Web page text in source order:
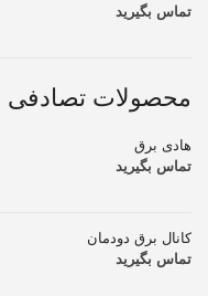
تماس بگیرید
محصولات تصادفی
هادی برق
تماس بگیرید
کانال برق دودمان
تماس بگیرید